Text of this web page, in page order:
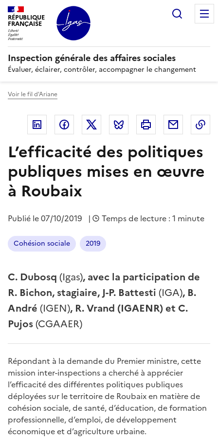
Panneau de gestion des cookies
RÉPUBLIQUE
FRANÇAISE
Inspection générale des affaires sociales
Évaluer, éclairer, contrôler, accompagner le changement
Voir le fil d'Ariane
Linkedin FacebookTwitter Bluesky Imprimer Courriel
L’efficacité des politiques
publiques mises en œuvre
à Roubaix
Publié le07/10/2019 | Temps de lecture : 1 minute
Cohésion sociale 2019
C. Dubosq (Igas), avec la participation de
R. Bichon, stagiaire, J-P. Battesti (IGA), B.
André (IGEN), R. Vrand (IGAENR) et C.
Pujos(CGAAER)
Répondant à la demande du Premier ministre, cette
mission inter-inspections a cherché à apprécier
l’efficacité des différentes politiques publiques
déployées sur le territoire de Roubaix en matière de
cohésion sociale, de santé, d’éducation, de formation
professionnelle, d’emploi, de développement
économique et d’agriculture urbaine.